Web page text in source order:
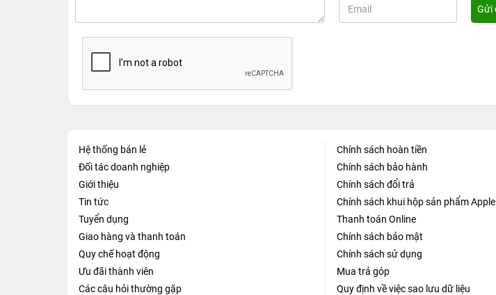
Hệ thống bán lẻ
Đối tác doanh nghiệp
Giới thiệu
Tin tức
Tuyển dụng
Giao hàng và thanh toán
Quy chế hoạt động
Ưu đãi thành viên
Các câu hỏi thường gặp
Chính sách hoàn tiền
Chính sách bảo hành
Chính sách đổi trả
Chính sách khui hộp sản phẩm Apple
Thanh toán Online
Chính sách bảo mật
Chính sách sử dụng
Mua trả góp
Quy định về việc sao lưu dữ liệu